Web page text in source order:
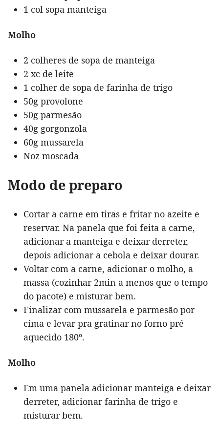
1 col sopa manteiga
Molho
2 colheres de sopa de manteiga
2 xc de leite
1 colher de sopa de farinha de trigo
50g provolone
50g parmesão
40g gorgonzola
60g mussarela
Noz moscada
Modo de preparo
Cortar a carne em tiras e fritar no azeite e
reservar. Na panela que foi feita a carne,
adicionar a manteiga e deixar derreter,
depois adicionar a cebola e deixar dourar.
Voltar com a carne, adicionar o molho, a
massa (cozinhar 2min a menos que o tempo
do pacote) e misturar bem.
Finalizar com mussarela e parmesão por
cima e levar pra gratinar no forno pré
aquecido 180º.
Molho
Em uma panela adicionar manteiga e deixar
derreter, adicionar farinha de trigo e
misturar bem.